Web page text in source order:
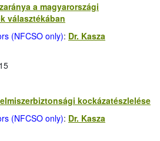
a magyarországi
választékában
(NFCSO only): Dr. Kasza
kockázatészlelése
(NFCSO only): Dr. Kasza